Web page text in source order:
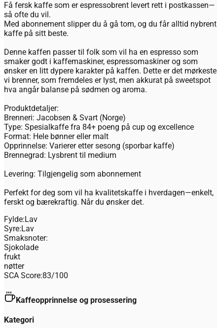
Få fersk kaffe som er espressobrent levert rett i postkassen—
så ofte du vil.
Med abonnement slipper du å gå tom, og du får alltid nybrent
kaffe på sitt beste.
Denne kaffen passer til folk som vil ha en espresso som
smaker godt i kaffemaskiner, espressomaskiner og som
ønsker en litt dypere karakter på kaffen. Dette er det mørkeste
vi brenner, som fremdeles er lyst, men akkurat på sweetspot
hva angår balanse på sødmen og aroma.
Produktdetaljer:
Brenneri: Jacobsen & Svart (Norge)
Type: Spesialkaffe fra 84+ poeng på cup og excellence
Format: Hele bønner eller malt
Opprinnelse: Varierer etter sesong (sporbar kaffe)
Brennegrad: Lysbrent til medium
Levering: Tilgjengelig som abonnement
Perfekt for deg som vil ha kvalitetskaffe i hverdagen—enkelt,
ferskt og bærekraftig. Når du ønsker det.
Fylde:Lav
Syre:Lav
Smaksnoter:
Sjokolade
frukt
nøtter
SCA Score:83/100
Kaffeopprinnelse og prosessering
Kategori